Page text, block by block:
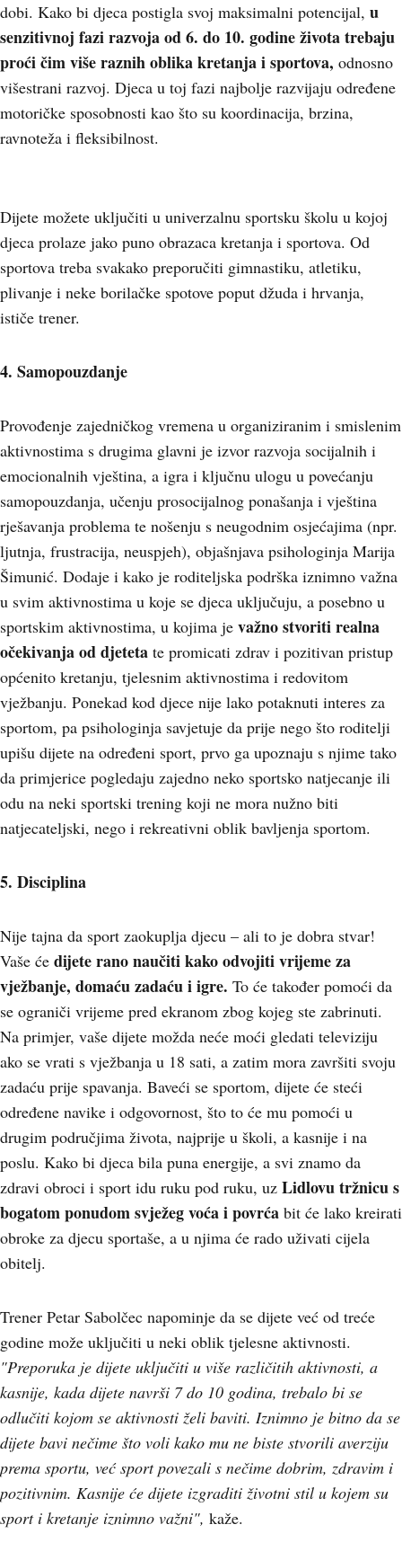
dobi. Kako bi djeca postigla svoj maksimalni potencijal, u
senzitivnoj fazi razvoja od 6. do 10. godine života trebaju
proći čim više raznih oblika kretanja i sportova, odnosno
višestrani razvoj. Djeca u toj fazi najbolje razvijaju određene
motoričke sposobnosti kao što su koordinacija, brzina,
ravnoteža i fleksibilnost.
Dijete možete uključiti u univerzalnu sportsku školu u kojoj
djeca prolaze jako puno obrazaca kretanja i sportova. Od
sportova treba svakako preporučiti gimnastiku, atletiku,
plivanje i neke borilačke spotove poput džuda i hrvanja,
ističe trener.
4. Samopouzdanje
Provođenje zajedničkog vremena u organiziranim i smislenim
aktivnostima s drugima glavni je izvor razvoja socijalnih i
emocionalnih vještina, a igra i ključnu ulogu u povećanju
samopouzdanja, učenju prosocijalnog ponašanja i vještina
rješavanja problema te nošenju s neugodnim osjećajima (npr.
ljutnja, frustracija, neuspjeh), objašnjava psihologinja Marija
Šimunić. Dodaje i kako je roditeljska podrška iznimno važna
u svim aktivnostima u koje se djeca uključuju, a posebno u
sportskim aktivnostima, u kojima je važno stvoriti realna
očekivanja od djeteta te promicati zdrav i pozitivan pristup
općenito kretanju, tjelesnim aktivnostima i redovitom
vježbanju. Ponekad kod djece nije lako potaknuti interes za
sportom, pa psihologinja savjetuje da prije nego što roditelji
upišu dijete na određeni sport, prvo ga upoznaju s njime tako
da primjerice pogledaju zajedno neko sportsko natjecanje ili
odu na neki sportski trening koji ne mora nužno biti
natjecateljski, nego i rekreativni oblik bavljenja sportom.
5. Disciplina
Nije tajna da sport zaokuplja djecu – ali to je dobra stvar!
Vaše će dijete rano naučiti kako odvojiti vrijeme za
vježbanje, domaću zadaću i igre. To će također pomoći da
se ograniči vrijeme pred ekranom zbog kojeg ste zabrinuti.
Na primjer, vaše dijete možda neće moći gledati televiziju
ako se vrati s vježbanja u 18 sati, a zatim mora završiti svoju
zadaću prije spavanja. Baveći se sportom, dijete će steći
određene navike i odgovornost, što to će mu pomoći u
drugim područjima života, najprije u školi, a kasnije i na
poslu. Kako bi djeca bila puna energije, a svi znamo da
zdravi obroci i sport idu ruku pod ruku, uz Lidlovu tržnicu s
bogatom ponudom svježeg voća i povrća bit će lako kreirati
obroke za djecu sportaše, a u njima će rado uživati cijela
obitelj.
Trener Petar Sabolčec napominje da se dijete već od treće
godine može uključiti u neki oblik tjelesne aktivnosti.
"Preporuka je dijete uključiti u više različitih aktivnosti, a
kasnije, kada dijete navrši 7 do 10 godina, trebalo bi se
odlučiti kojom se aktivnosti želi baviti. Iznimno je bitno da se
dijete bavi nečime što voli kako mu ne biste stvorili averziju
prema sportu, već sport povezali s nečime dobrim, zdravim i
pozitivnim. Kasnije će dijete izgraditi životni stil u kojem su
sport i kretanje iznimno važni", kaže.